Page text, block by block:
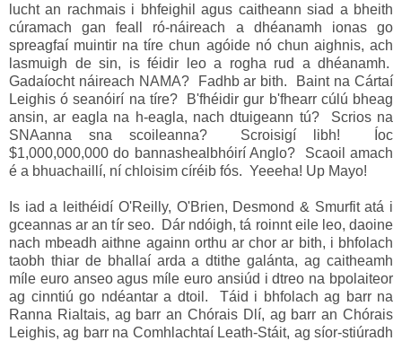
lucht an rachmais i bhfeighil agus caitheann siad a bheith
cúramach gan feall ró-náireach a dhéanamh ionas go
spreagfaí muintir na tíre chun agóide nó chun aighnis, ach
lasmuigh de sin, is féidir leo a rogha rud a dhéanamh.
Gadaíocht náireach NAMA? Fadhb ar bith. Baint na Cártaí
Leighis ó seanóirí na tíre? B'fhéidir gur b'fhearr cúlú bheag
ansin, ar eagla na h-eagla, nach dtuigeann tú? Scrios na
SNAanna sna scoileanna? Scroisigí libh! Íoc
$1,000,000,000 do bannashealbhóirí Anglo? Scaoil amach
é a bhuachaillí, ní chloisim círéib fós. Yeeeha! Up Mayo!
Is iad a leithéidí O'Reilly, O'Brien, Desmond & Smurfit atá i
gceannas ar an tír seo. Dár ndóigh, tá roinnt eile leo, daoine
nach mbeadh aithne againn orthu ar chor ar bith, i bhfolach
taobh thiar de bhallaí arda a dtithe galánta, ag caitheamh
míle euro anseo agus míle euro ansiúd i dtreo na bpolaiteor
ag cinntiú go ndéantar a dtoil. Táid i bhfolach ag barr na
Ranna Rialtais, ag barr an Chórais Dlí, ag barr an Chórais
Leighis, ag barr na Comhlachtaí Leath-Stáit, ag síor-stiúradh